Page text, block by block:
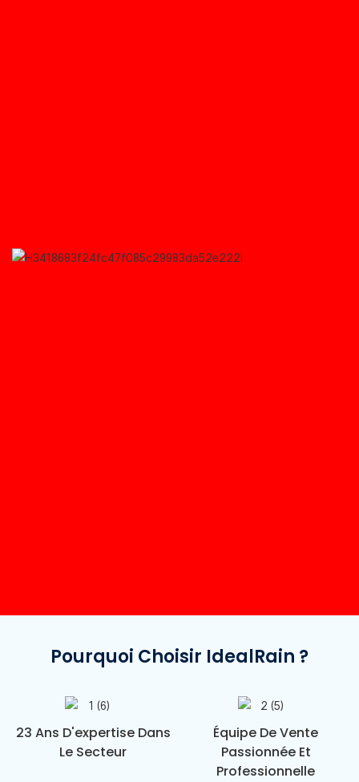
Pourquoi Choisir IdealRain ?
23 Ans D'expertise Dans
Le Secteur
Équipe De Vente
Passionnée Et
Professionnelle